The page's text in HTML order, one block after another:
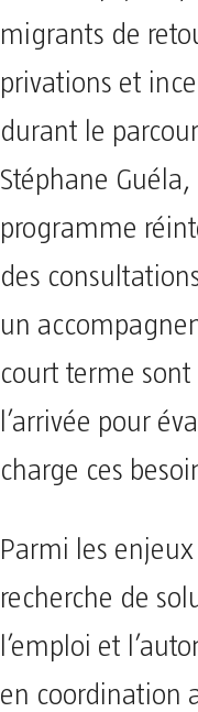
migrants de
privations et
durant le
Stéphane
programme
des
un
court terme
l’arrivée pour
charge ces
Parmi les
recherche de
l’emploi et
en coordination